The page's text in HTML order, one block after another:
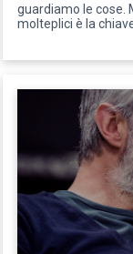
guardiamo le cose.
molteplici è la